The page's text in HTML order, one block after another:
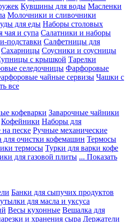
Кувшины для воды Масленки
Молочники и сливочники
для еды Наборы столовых
чая и супа Салатники и наборы
подставки Салфетницы для
Сахарницы Соусники и соусницы
с крышкой Тарелки
селедочницы Фарфоровые
чайные сервизы Чашки с
все
кофеварки Заварочные чайники
Кофейники Наборы для
песке Ручные механические
для очистки кофемашин Термосы
термосы Турки для варки кофе
для газовой плиты ... Показать
Банки для сыпучих продуктов
для масла и уксуса
Весы кухонные Вешалка для
и хранения сыра Держатели